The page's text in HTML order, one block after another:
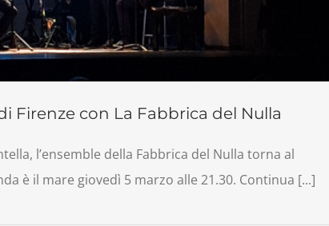
Firenze con La Fabbrica del Nulla
l’ensemble della Fabbrica del Nulla torna al
è il mare giovedì 5 marzo alle 21.30. Continua [...]